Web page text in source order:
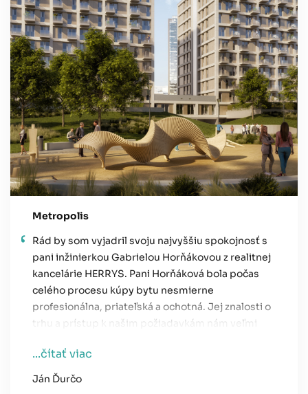
Metropolis
Rád by som vyjadril svoju najvyššiu spokojnosť s
pani inžinierkou Gabrielou Horňákovou z realitnej
kancelárie HERRYS. Pani Horňáková bola počas
celého procesu kúpy bytu nesmierne
profesionálna, priateľská a ochotná. Jej znalosti o
trhu a prístup k našim požiadavkám nám veľmi
rýchla v odpovediach a vždy pripravená
...čítať viac
Ján Ďurčo